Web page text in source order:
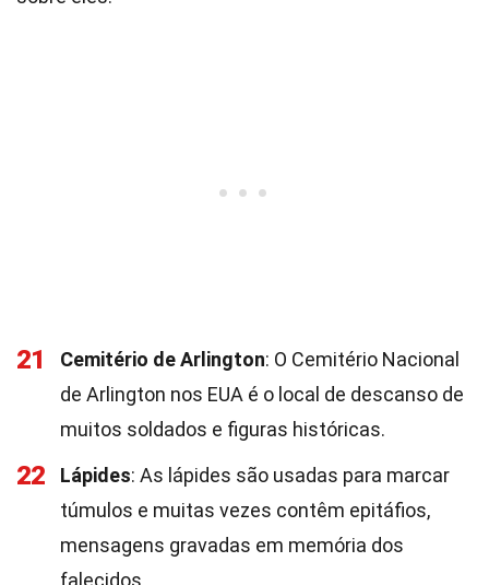
21 Cemitério de Arlington: O Cemitério Nacional
de Arlington nos EUA é o local de descanso de
muitos soldados e figuras históricas.
22 Lápides: As lápides são usadas para marcar
túmulos e muitas vezes contêm epitáfios,
mensagens gravadas em memória dos
falecidos.